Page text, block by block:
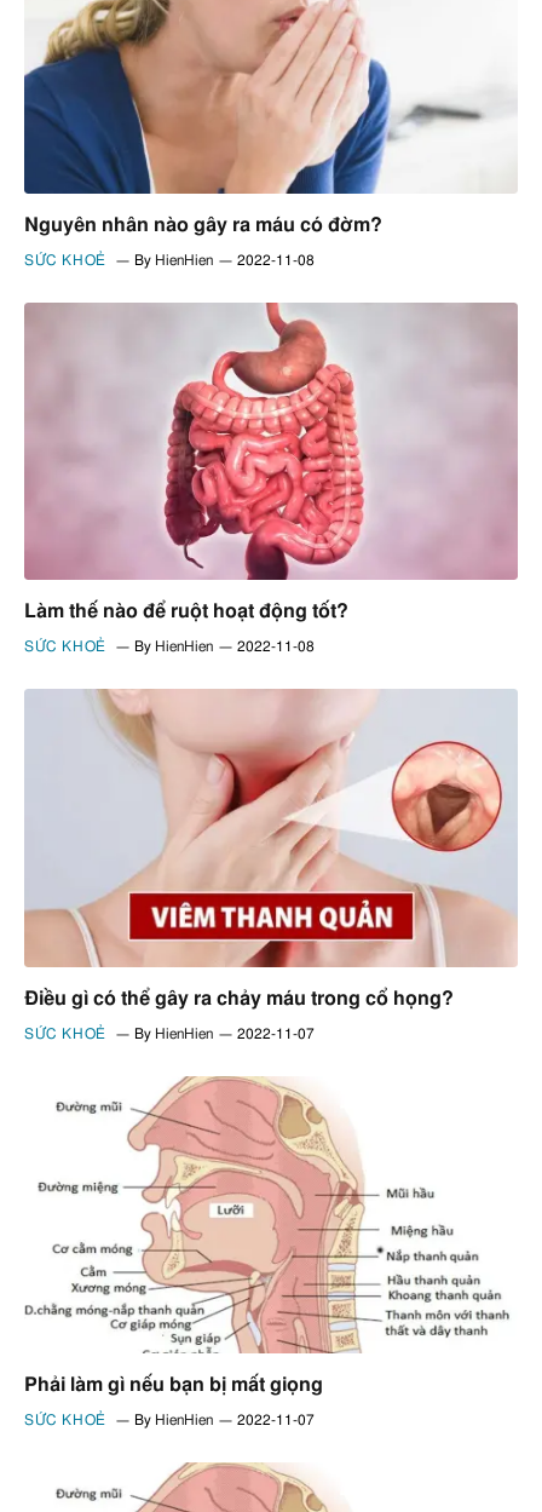
Nguyên nhân nào gây ra máu có đờm?
SỨC KHOẺ By HienHien 2022-11-08
Làm thế nào để ruột hoạt động tốt?
SỨC KHOẺ By HienHien 2022-11-08
Điều gì có thể gây ra chảy máu trong cổ họng?
SỨC KHOẺ By HienHien 2022-11-07
Phải làm gì nếu bạn bị mất giọng
SỨC KHOẺ By HienHien 2022-11-07